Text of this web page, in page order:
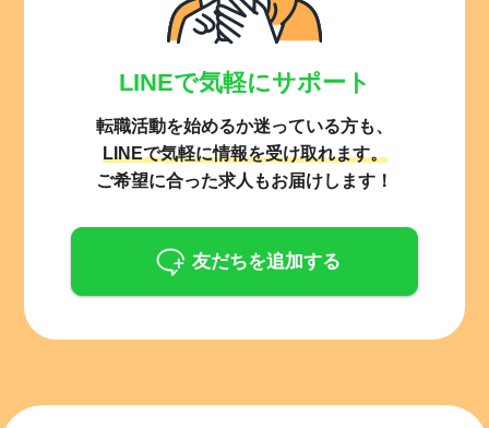
LINEで気軽にサポート
転職活動を始めるか迷っている方も、
LINEで気軽に情報を受け取れます。
ご希望に合った求人もお届けします！
友だちを追加する